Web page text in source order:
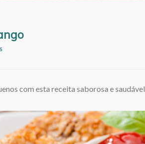
com esta receita saborosa e saudável